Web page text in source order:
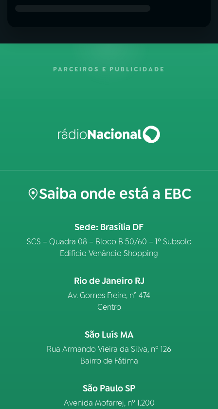
PARCEIROS E PUBLICIDADE
Saiba onde está a EBC
Sede: Brasília DF
SCS – Quadra 08 – Bloco B 50/60 – 1º Subsolo
Edifício Venâncio Shopping
Rio de Janeiro RJ
Av. Gomes Freire, n° 474
Centro
São Luís MA
Rua Armando Vieira da Silva, nº 126
Bairro de Fátima
São Paulo SP
Avenida Mofarrej, nº 1.200